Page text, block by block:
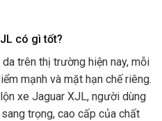
có gì tốt?
trên thị trường hiện nay, mỗi
mạnh và mặt hạn chế riêng.
xe Jaguar XJL, người dùng
trọng, cao cấp của chất